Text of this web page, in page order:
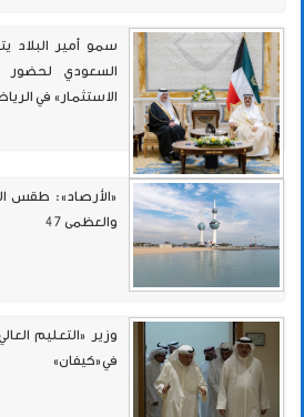
سمو أمير البلاد
السعودي لحضور
الاستثمار» في
«الأرصاد»: طقس
والعظمى 47
وزير «التعليم
في«كيفان»